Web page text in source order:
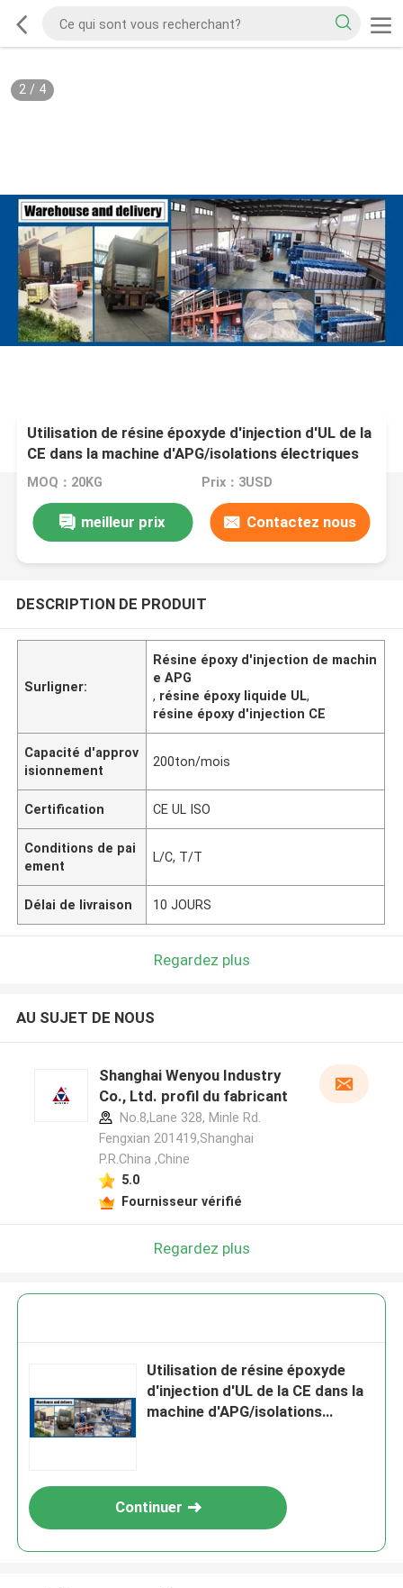
2/ 4
Utilisation de résine époxyde d'injection d'UL de la
CE dans la machine d'APG/isolations électriques
MOQ：20KG Prix：3USD
meilleur prix Contactez nous
DESCRIPTION DE PRODUIT
Surligner:
Résine époxy d'injection de machin
e APG
, résine époxy liquide UL,
résine époxy d'injection CE
Capacité d'approv
isionnement
200ton/mois
Certification CE UL ISO
Conditions de pai
ement
L/C, T/T
Délai de livraison 10 JOURS
Regardez plus
AU SUJET DE NOUS
Shanghai Wenyou Industry
Co., Ltd. profil du fabricant
No.8,Lane 328, Minle Rd.
Fengxian 201419,Shanghai
P.R.China ,Chine
5.0
Fournisseur vérifié
Regardez plus
Utilisation de résine époxyde
d'injection d'UL de la CE dans la
machine d'APG/isolations
Continuer